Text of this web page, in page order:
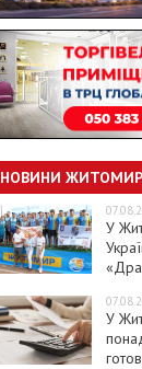
НОВИНИ
У
У